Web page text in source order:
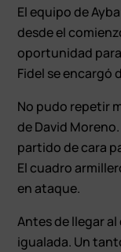
El equipo de
desde el
oportunidad
Fidel se encargó
No pudo repetir
de David
partido de cara
El cuadro
en ataque.
Antes de llegar
igualada. Un